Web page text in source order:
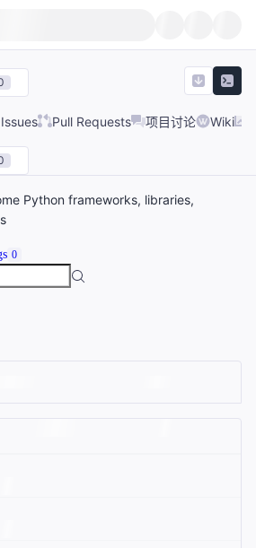
Issues Pull Requests 项目讨论 Wiki
Python frameworks, libraries,
0